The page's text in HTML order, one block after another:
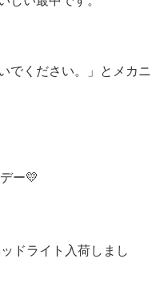
でください。」とメカニ
ー💛
ドライト入荷しまし